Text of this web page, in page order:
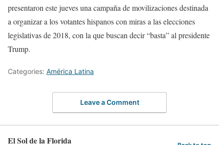
presentaron este jueves una campaña de movilizaciones destinada
a organizar a los votantes hispanos con miras a las elecciones
legislativas de 2018, con la que buscan decir “basta” al presidente
Trump.
Categories: América Latina
Leave a Comment
El Sol de la Florida